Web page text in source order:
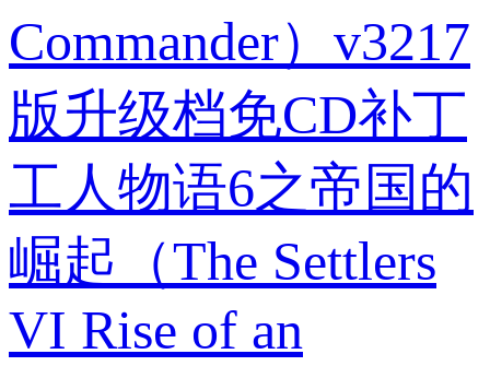
Commander）v3217
版升级档免CD补丁
工人物语6之帝国的
崛起（The Settlers
VI Rise of an